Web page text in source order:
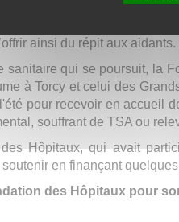
familles et des enfants ont
Ces séjours ont permis
ainsi du répit aux aidants.
sanitaire qui se poursuit, la
à Torcy et celui des
pour recevoir en accueil
souffrant de TSA ou
des Hôpitaux, qui avait
en finançant
des Hôpitaux pour